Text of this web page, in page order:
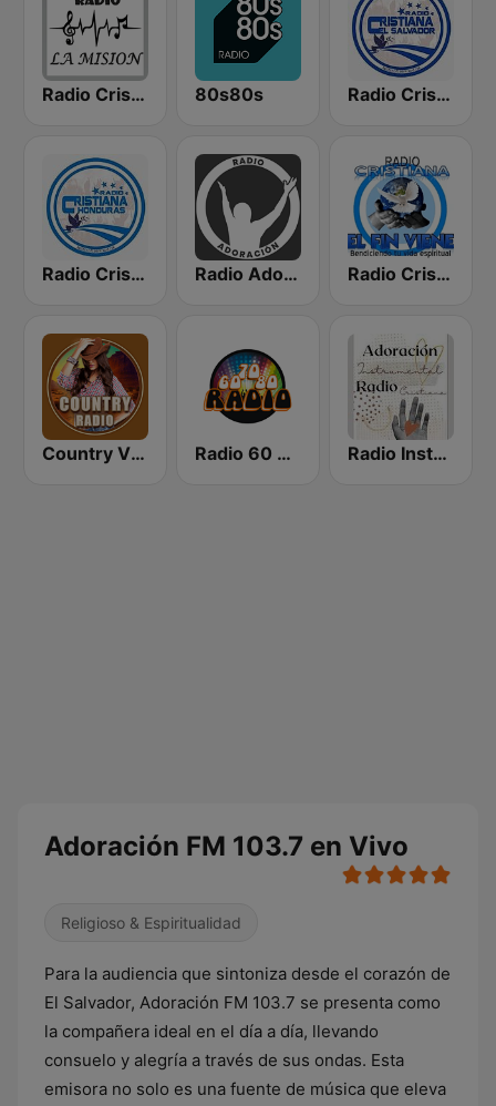
Radio Cristiana La Mision 80s80s Radio Cristiana El Salvador
Radio Cristiana Honduras Radio Adoracion Radio Cristiana El Fin Viene
Country Vibes Radio 60 70 80 Radio Instrumental Cristiana
Adoración FM 103.7 en Vivo
Religioso & Espiritualidad
Para la audiencia que sintoniza desde el corazón de
El Salvador, Adoración FM 103.7 se presenta como
la compañera ideal en el día a día, llevando
consuelo y alegría a través de sus ondas. Esta
emisora no solo es una fuente de música que eleva